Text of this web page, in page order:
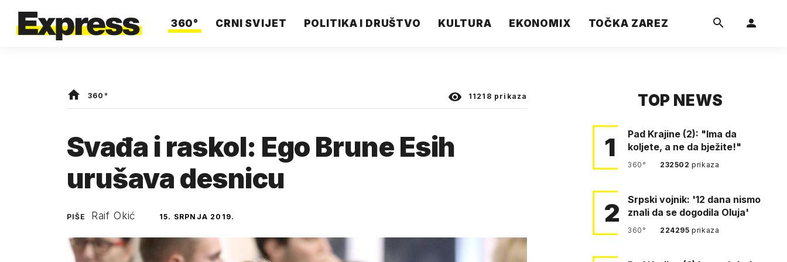
360° CRNI SVIJET POLITIKA I DRUŠTVO KULTURA EKONOMIX TOČKA ZAREZ
360° 11218 prikaza
Svađa i raskol: Ego Brune Esih
urušava desnicu
PIŠE Raif Okić 15. SRPNJA 2019.
TOP NEWS
1
Pad Krajine (2): "Ima da
koljete, a ne da bježite!"
360° 232502prikaza
2
Srpski vojnik: '12 dana nismo
znali da se dogodila Oluja'
360° 224295prikaza